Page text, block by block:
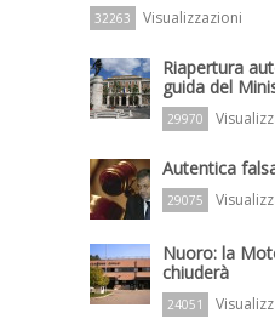
32263 Visualizzazioni
Riapertura
guida del
29970
Autentica
29075
Nuoro: la
chiuderà
24051